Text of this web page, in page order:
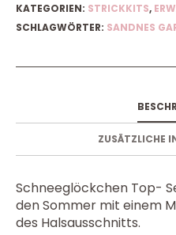
KATEGORIEN: STRICKKITS,
SCHLAGWÖRTER: SANDNES
ZUSÄTZLICHE
Schneeglöckchen Top-
den Sommer mit einem
des Halsausschnitts.